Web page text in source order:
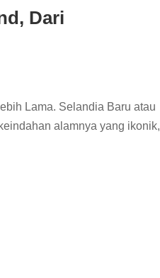
Dari
Lama. Selandia Baru atau
alamnya yang ikonik,